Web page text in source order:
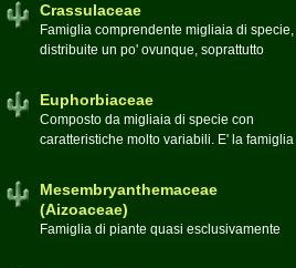
Crassulaceae
Famiglia comprendente migliaia di specie,
distribuite un po' ovunque, soprattutto
Euphorbiaceae
Composto da migliaia di specie con
caratteristiche molto variabili. E' la famiglia
popolazioni anche nel nostro paese
Moderatorebeppe58
Mesembryanthemaceae
(Aizoaceae)
Famiglia di piante quasi esclusivamente